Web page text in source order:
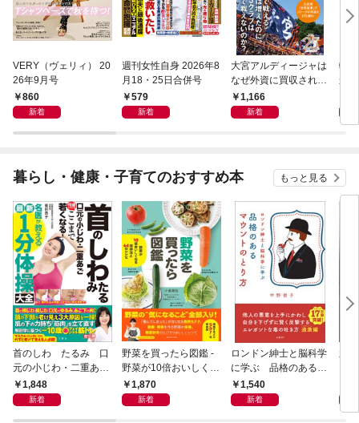
VERY（ヴェリィ） 20
26年9月号
860
新着
週刊女性自身 2026年8
月18・25日合併号
579
新着
大宮アルディージャは
なぜ外資に買収された
のか？～日本サッカー
とスポーツビジネスに
1,166
新着
転
か
暮らし・健康・子育てのおすすめ本 もっと見る
首のしわ たるみ 口
元の小じわ・二重あ
ご 何歳からでもここ
まで若くなる！ 名医
1,848
新着
野菜を買ったら図鑑 -
野菜が10倍おいしくな
る保存法と64のレシピ
-
1,870
新着
ロンドン紳士と脳科学
に学ぶ 品格のあるマ
ウントのとり方
1,540
新着
新